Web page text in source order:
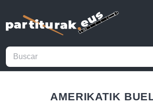
AMERIKATIK